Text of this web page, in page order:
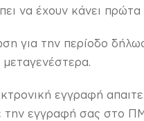
να έχουν κάνει
για την περίοδο
εγγραφή
την εγγραφή σας στο